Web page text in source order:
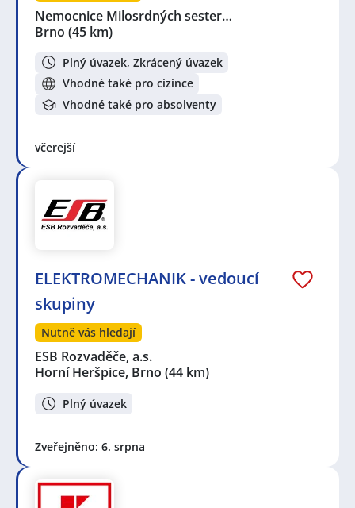
Nemocnice Milosrdných sester…
Brno (45 km)
Plný úvazek, Zkrácený úvazek
Vhodné také pro cizince
Vhodné také pro absolventy
včerejší
ELEKTROMECHANIK - vedoucí
skupiny
Nutně vás hledají
ESB Rozvaděče, a.s.
Horní Heršpice, Brno (44 km)
Plný úvazek
Zveřejněno: 6. srpna